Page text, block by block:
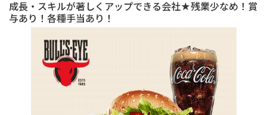
成長・スキルが著しくアップできる会社★残業少なめ！賞
与あり！各種手当あり！